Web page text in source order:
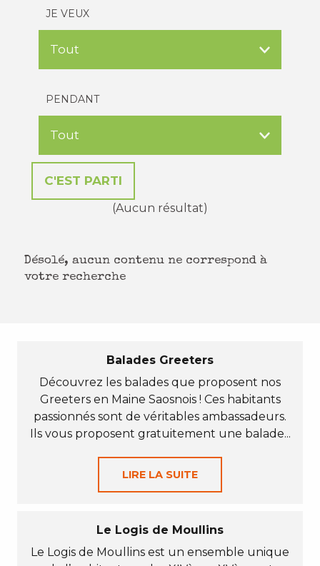
JE VEUX
PENDANT
(Aucun résultat)
Désolé, aucun contenu ne correspond à
votre recherche
Balades Greeters
Découvrez les balades que proposent nos
Greeters en Maine Saosnois ! Ces habitants
passionnés sont de véritables ambassadeurs.
Ils vous proposent gratuitement une balade...
LIRE LA SUITE
Le Logis de Moullins
Le Logis de Moullins est un ensemble unique